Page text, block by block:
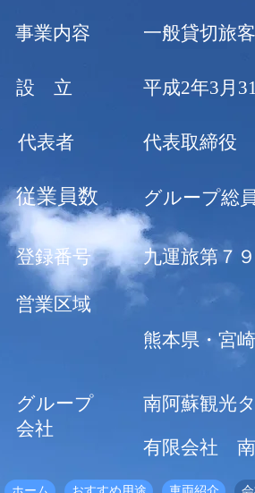
​事業内容 一般貸切旅
​設 立 平成2年3月
​代表者 代表取締
​従業員数 グループ総
​登録番号
​営業区域
九運旅第７
熊本県・宮
​グループ
会社
南阿蘇観光
有限会社 南